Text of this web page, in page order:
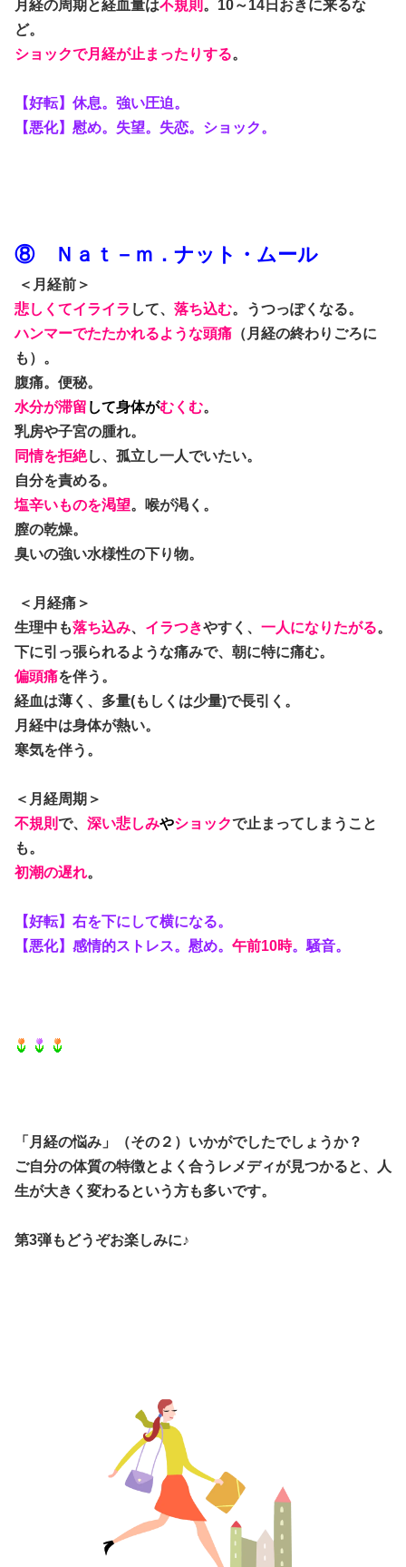
月経の周期と経血量は不規則 。10～14日おきに来るな
ど。
ショックで月経が止まったりする。
【好転】休息。強い圧迫。
【悪化】慰め。失望。失恋。ショック。
⑧ Ｎａｔ－ｍ．ナット・ムール
＜月経前＞
悲しくてイライラ して、 落ち込む。うつっぽくなる。
ハンマーでたたかれるような頭痛 （月経の終わりごろに
も）。
腹痛。便秘。
水分が滞留 して身体がむくむ。
乳房や子宮の腫れ。
同情を拒絶し、孤立し一人でいたい。
自分を責める。
塩辛いものを渇望。喉が渇く。
膣の乾燥。
臭いの強い水様性の下り物。
＜月経痛＞
生理中も落ち込み、 イラつきやすく、 一人になりたがる。
下に引っ張られるような痛みで、朝に特に痛む。
偏頭痛を伴う。
経血は薄く、多量(もしくは少量)で長引く。
月経中は身体が熱い。
寒気を伴う。
＜月経周期＞
不規則で、 深い悲しみやショックで止まってしまうこと
も。
初潮の遅れ。
【好転】右を下にして横になる。
【悪化】感情的ストレス。慰め。 午前10時。騒音。
「月経の悩み」（その２）いかがでしたでしょうか？
ご自分の体質の特徴とよく合うレメディが見つかると、人
生が大きく変わるという方も多いです。
第3弾もどうぞお楽しみに♪